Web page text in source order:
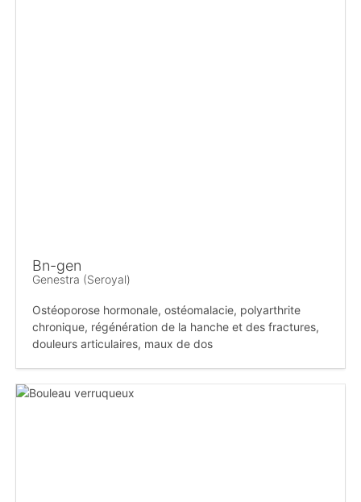
Bn-gen
Genestra (Seroyal)
Ostéoporose hormonale, ostéomalacie, polyarthrite
chronique, régénération de la hanche et des fractures,
douleurs articulaires, maux de dos